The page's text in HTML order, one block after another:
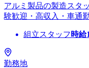
アルミ製品の製造スタ
験歓迎・高収入・車通
組立スタッフ 時給
勤務地